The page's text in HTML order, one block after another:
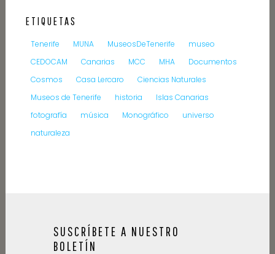
ETIQUETAS
Tenerife MUNA MuseosDeTenerife
museo
CEDOCAM
Canarias MCC MHA
Documentos
Cosmos
Casa Lercaro
Ciencias Naturales
Museos de Tenerife
historia
Islas Canarias
fotografía
música Monográfico
universo
naturaleza
SUSCRÍBETE A NUESTRO
BOLETÍN